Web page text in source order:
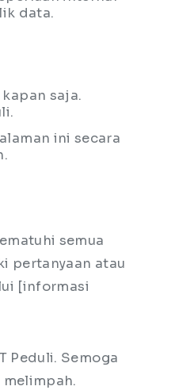
data.
saja.
ini secara
semua
pertanyaan atau
[informasi
Peduli. Semoga